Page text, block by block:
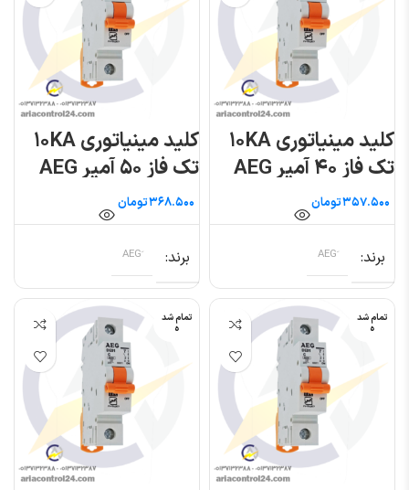
کلید مینیاتوری ۱۰KA
تک فاز ۴۰ آمپر AEG
تومان
برند
کلید مینیاتوری ۱۰KA
تک فاز ۵۰ آمپر AEG
تومان
برند
تمام شد
ه
تمام شد
ه